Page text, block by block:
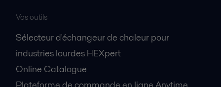
Vos outils
Sélecteur d'échangeur de chaleur pour
industries lourdes HEXpert
Online Catalogue